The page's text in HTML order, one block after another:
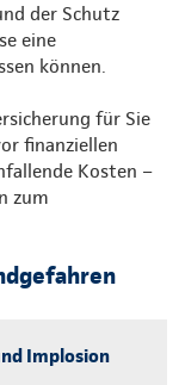
der Schutz
eine
können.
für Sie
finanziellen
Kosten –
zum
Implosion